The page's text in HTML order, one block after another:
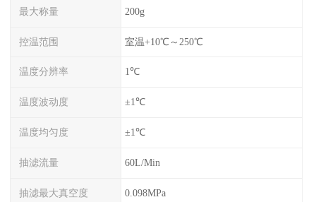
最大称量 200g
控温范围 室温+10℃～250℃
温度分辨率 1℃
温度波动度 ±1℃
温度均匀度 ±1℃
抽滤流量 60L/Min
抽滤最大真空度 0.098MPa